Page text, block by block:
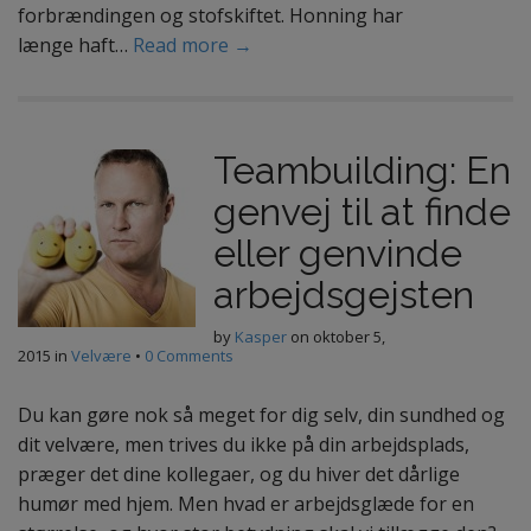
forbrændingen og stofskiftet. Honning har
længe haft… Read more →
Teambuilding: En
genvej til at finde
eller genvinde
arbejdsgejsten
by Kasper on oktober 5,
2015 in Velvære • 0 Comments
Du kan gøre nok så meget for dig selv, din sundhed og
dit velvære, men trives du ikke på din arbejdsplads,
præger det dine kollegaer, og du hiver det dårlige
humør med hjem. Men hvad er arbejdsglæde for en